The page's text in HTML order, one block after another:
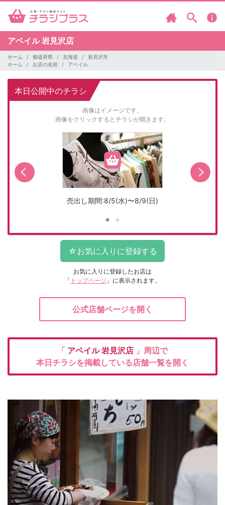
アベイル岩見沢店
ホーム 都道府県 北海道
岩見沢市
ホーム
お店の名前 アベイル
本日公開中のチラシ
画像はイメージです。
画像をクリックするとチラシが開きます。
売出し期間:8/5(水)〜8/9(日)
お気に入りに登録したお店は
「 トップページ 」に表示されます。
公式店舗ページを開く
「 アベイル岩見沢店 」周辺で
本日チラシを掲載している店舗一覧を開く